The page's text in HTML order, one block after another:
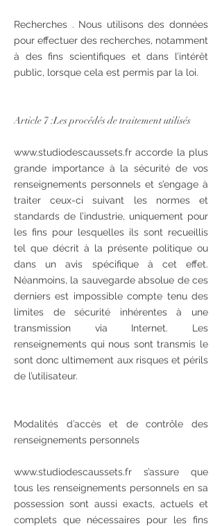
Recherches . Nous utilisons des données
pour effectuer des recherches, notamment
à des fins scientifiques et dans l’intérêt
public, lorsque cela est permis par la loi.
Article 7 :Les procédés de traitement utilisés
www.studiodescaussets.fr accorde la plus
grande importance à la sécurité de vos
renseignements personnels et s’engage à
traiter ceux-ci suivant les normes et
standards de l’industrie, uniquement pour
les fins pour lesquelles ils sont recueillis
tel que décrit à la présente politique ou
dans un avis spécifique à cet effet.
Néanmoins, la sauvegarde absolue de ces
derniers est impossible compte tenu des
limites de sécurité inhérentes à une
transmission via Internet. Les
renseignements qui nous sont transmis le
sont donc ultimement aux risques et périls
de l’utilisateur.
Modalités d’accès et de contrôle des
renseignements personnels
www.studiodescaussets.fr s’assure que
tous les renseignements personnels en sa
possession sont aussi exacts, actuels et
complets que nécessaires pour les fins